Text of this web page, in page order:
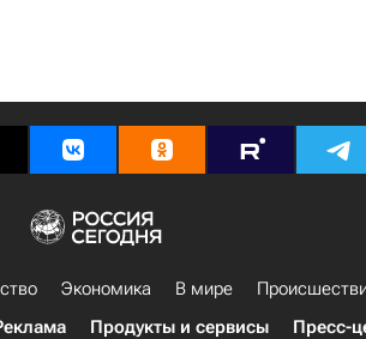
Экономика В мире
Продукты и сервисы Пресс-